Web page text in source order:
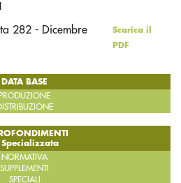
282 - Dicembre
Scarica il
PDF
DATA BASE
PRODUZIONE
NORMATIVA
SUPPLEMENTI
SPECIALI